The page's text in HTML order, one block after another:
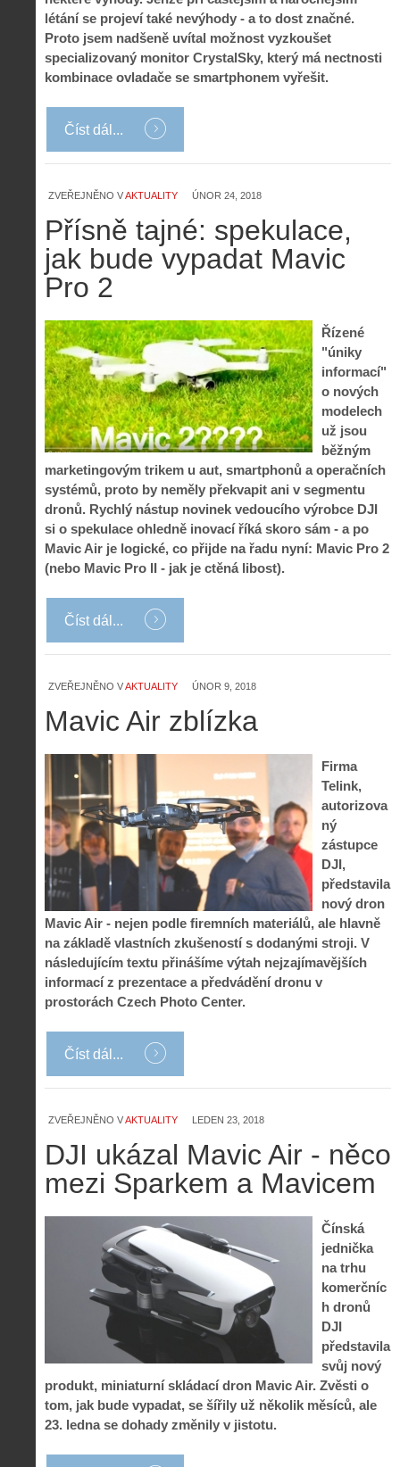
létání se projeví také nevýhody - a to dost značné.
Proto jsem nadšeně uvítal možnost vyzkoušet
specializovaný monitor CrystalSky, který má nectnosti
kombinace ovladače se smartphonem vyřešit.
Číst dál...
ZVEŘEJNĚNO VAKTUALITY ÚNOR 24, 2018
Přísně tajné: spekulace,
jak bude vypadat Mavic
Pro 2
Řízené
"úniky
informací"
o nových
modelech
už jsou
běžným
marketingovým trikem u aut, smartphonů a operačních
systémů, proto by neměly překvapit ani v segmentu
dronů. Rychlý nástup novinek vedoucího výrobce DJI
si o spekulace ohledně inovací říká skoro sám - a po
Mavic Air je logické, co přijde na řadu nyní: Mavic Pro 2
(nebo Mavic Pro II - jak je ctěná libost).
Číst dál...
ZVEŘEJNĚNO VAKTUALITY ÚNOR 9, 2018
Mavic Air zblízka
Firma
Telink,
autorizova
ný
zástupce
DJI,
představila
nový dron
Mavic Air - nejen podle firemních materiálů, ale hlavně
na základě vlastních zkušeností s dodanými stroji. V
následujícím textu přinášíme výtah nejzajímavějších
informací z prezentace a předvádění dronu v
prostorách Czech Photo Center.
Číst dál...
ZVEŘEJNĚNO VAKTUALITY LEDEN 23, 2018
DJI ukázal Mavic Air - něco
mezi Sparkem a Mavicem
Čínská
jednička
na trhu
komerčníc
h dronů
DJI
představila
svůj nový
produkt, miniaturní skládací dron Mavic Air. Zvěsti o
tom, jak bude vypadat, se šířily už několik měsíců, ale
23. ledna se dohady změnily v jistotu.